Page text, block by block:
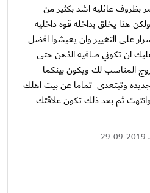
بظروف عائليه اشد بكثير من
هذا يخلق بداخله قوه داخليه
على التغيير وان يعيشوا افضل
ان تكوني صافيه الذهن حتى
المناسب لك ويكون بينكما
وتبتعدى تماما عن بيت اهلك
ثم بعد ذلك تكون علاقتك
.
29-09-2019